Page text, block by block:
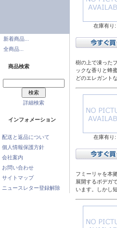
新着商品...
全商品...
商品検索
詳細検索
インフォメーション
配送と返品について
個人情報保護方針
会社案内
お問い合わせ
サイトマップ
ニュースレター登録解除
在庫有り:
樹の上で凍った
ックな香りと蜂
どのエレガント
在庫有り:
フミーリャを本
展開するボデガ
います。しかし